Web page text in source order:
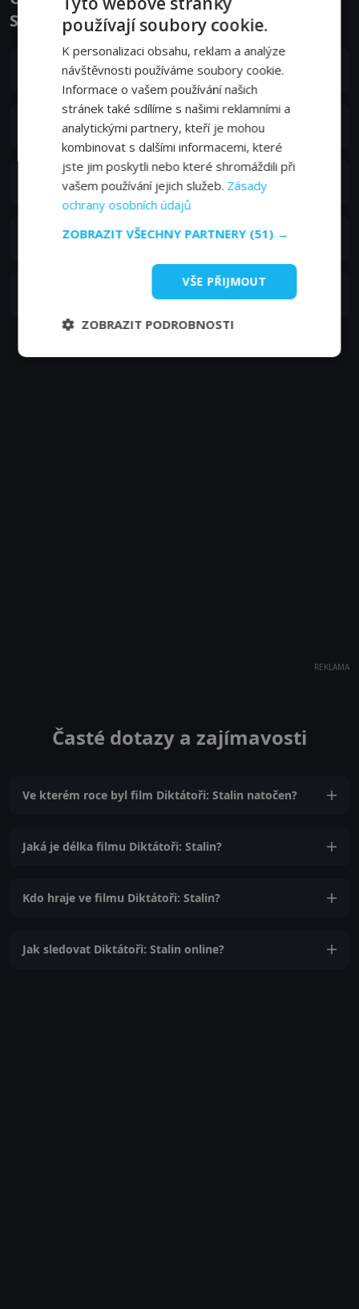
Stalin - Herci a tvůrci
Daniel Beer
Lisa Pine
Lev Trotskiy
Guy Walters
REKLAMA
Časté dotazy a zajímavosti
Ve kterém roce byl film Diktátoři: Stalin natočen?
Jaká je délka filmu Diktátoři: Stalin?
Kdo hraje ve filmu Diktátoři: Stalin?
Jak sledovat Diktátoři: Stalin online?
používají soubory cookie.
K personalizaci obsahu, reklam a analýze
návštěvnosti používáme soubory cookie.
Informace o vašem používání našich
stránek také sdílíme s našimi reklamními a
analytickými partnery, kteří je mohou
kombinovat s dalšími informacemi, které
jste jim poskytli nebo které shromáždili při
vašem používání jejich služeb. Zásady
ochrany osobních údajů
ZOBRAZIT VŠECHNY PARTNERY (51) →
VŠE PŘIJMOUT
ZOBRAZIT PODROBNOSTI